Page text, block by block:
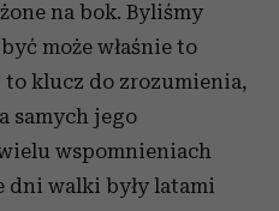
na bok. Byliśmy
może właśnie to
to klucz do zrozumienia,
samych jego
wspomnieniach
dni walki były latami